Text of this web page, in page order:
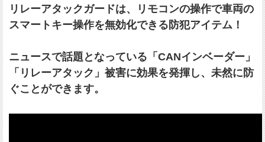
リレーアタックガードは、リモコンの操作で車両の
スマートキー操作を無効化できる防犯アイテム！
ニュースで話題となっている「CANインベーダー」
「リレーアタック」被害に効果を発揮し、未然に防
ぐことができます。